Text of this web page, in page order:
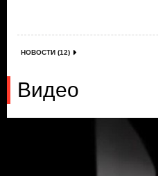
НОВОСТИ (12)
Видео